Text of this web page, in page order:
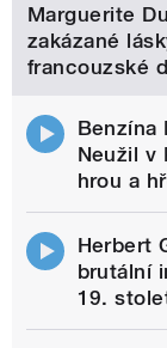
Marguerite
zakázané
francouzské
Benzína
Neužil v
hrou a
Herbert
brutální
19.